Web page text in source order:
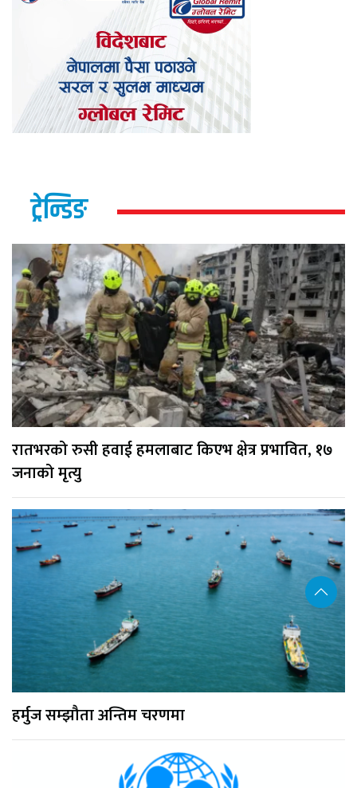
ट्रेन्डिङ
रातभरको रुसी हवाई हमलाबाट किएभ क्षेत्र प्रभावित, १७
जनाको मृत्यु
हर्मुज सम्झौता अन्तिम चरणमा